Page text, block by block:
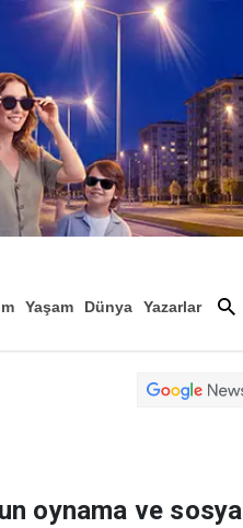
Yaşam
Dünya
Yazarlar
oynama ve sosyal